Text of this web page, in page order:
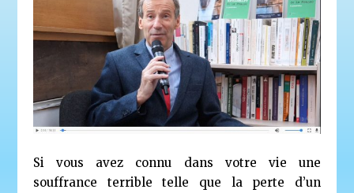
Si vous avez connu dans votre vie une
souffrance terrible telle que la perte d’un